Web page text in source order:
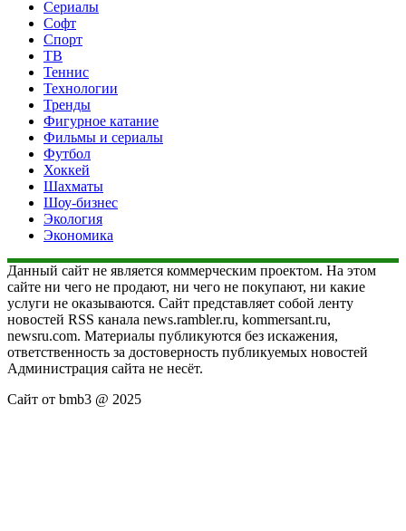
Сериалы
Софт
Спорт
ТВ
Теннис
Технологии
Тренды
Фигурное катание
Фильмы и сериалы
Футбол
Хоккей
Шахматы
Шоу-бизнес
Экология
Экономика
Данный сайт не является коммерческим проектом. На этом
сайте ни чего не продают, ни чего не покупают, ни какие
услуги не оказываются. Сайт представляет собой ленту
новостей RSS канала news.rambler.ru, kommersant.ru,
newsru.com. Материалы публикуются без искажения,
ответственность за достоверность публикуемых новостей
Администрация сайта не несёт.
Сайт от bmb3 @ 2025